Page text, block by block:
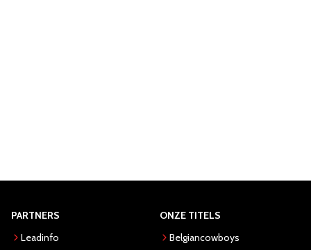
PARTNERS
Leadinfo
ONZE TITELS
Belgiancowboys